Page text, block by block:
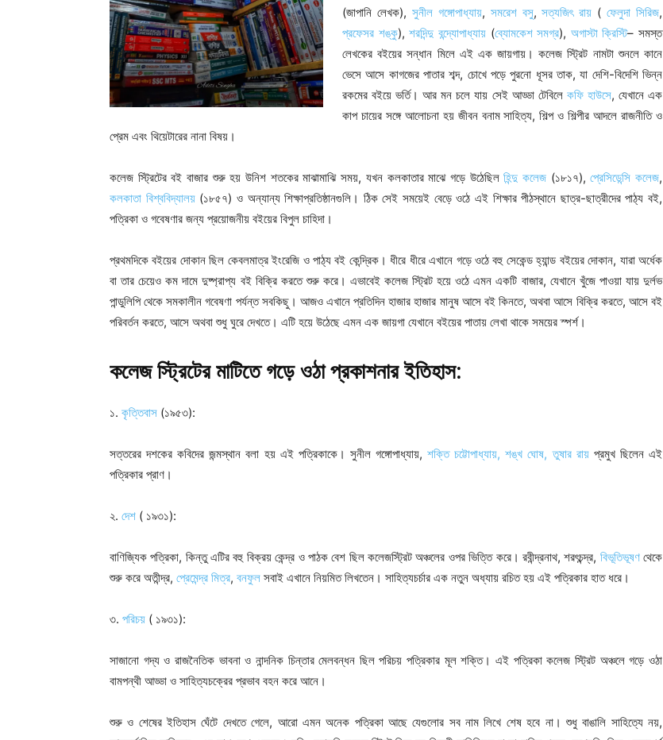
(জাপানি লেখক), সুনীল গঙ্গোপাধ্যায়, সমরেশ বসু,সত্যজিৎ রায় (ফেলুদা সিরিজ,
প্রফেসর শঙ্কু),শরদিন্দু বন্দ্যোপাধ্যায়(ব্যোমকেশ সমগ্র), অগাস্টা ক্রিস্টি– সমস্ত
লেখকের বইয়ের সন্ধান মিলে এই এক জায়গায়। কলেজ স্ট্রিট নামটা শুনলে কানে
ভেসে আসে কাগজের পাতার শব্দ, চোখে পড়ে পুরনো ধূসর তাক, যা দেশি-বিদেশি ভিন্ন
রকমের বইয়ে ভর্তি। আর মন চলে যায় সেই আড্ডা টেবিলে কফি হাউসে, যেখানে এক
কাপ চায়ের সঙ্গে আলোচনা হয় জীবন বনাম সাহিত্য, শিল্প ও শিল্পীর আদলে রাজনীতি ও
প্রেম এবং থিয়েটারের নানা বিষয়।
কলেজ স্ট্রিটের বই বাজার শুরু হয় উনিশ শতকের মাঝামাঝি সময়, যখন কলকাতার মাঝে গড়ে উঠেছিলহিন্দু কলেজ(১৮১৭),প্রেসিডেন্সি কলেজ,
কলকাতা বিশ্ববিদ্যালয়(১৮৫৭) ও অন্যান্য শিক্ষাপ্রতিষ্ঠানগুলি। ঠিক সেই সময়েই বেড়ে ওঠে এই শিক্ষার পীঠস্থানে ছাত্র-ছাত্রীদের পাঠ্য বই,
পত্রিকা ও গবেষণার জন্য প্রয়োজনীয় বইয়ের বিপুল চাহিদা।
প্রথমদিকে বইয়ের দোকান ছিল কেবলমাত্র ইংরেজি ও পাঠ্য বই কেন্দ্রিক। ধীরে ধীরে এখানে গড়ে ওঠে বহু সেকেন্ড হ্যান্ড বইয়ের দোকান, যারা অর্ধেক
বা তার চেয়েও কম দামে দুষ্প্রাপ্য বই বিক্রি করতে শুরু করে। এভাবেই কলেজ স্ট্রিট হয়ে ওঠে এমন একটি বাজার, যেখানে খুঁজে পাওয়া যায় দুর্লভ
পান্ডুলিপি থেকে সমকালীন গবেষণা পর্যন্ত সবকিছু। আজও এখানে প্রতিদিন হাজার হাজার মানুষ আসে বই কিনতে, অথবা আসে বিক্রি করতে, আসে বই
পরিবর্তন করতে, আসে অথবা শুধু ঘুরে দেখতে। এটি হয়ে উঠেছে এমন এক জায়গা যেখানে বইয়ের পাতায় লেখা থাকে সময়ের স্পর্শ।
কলেজ স্ট্রিটের মাটিতে গড়ে ওঠা প্রকাশনার ইতিহাস:
১. কৃত্তিবাস (১৯৫৩):
সত্তরের দশকের কবিদের জন্মস্থান বলা হয় এই পত্রিকাকে। সুনীল গঙ্গোপাধ্যায়,শক্তি চট্টোপাধ্যায়, শঙ্খ ঘোষ, তুষার রায়প্রমুখ ছিলেন এই
পত্রিকার প্রাণ।
২. দেশ ( ১৯৩১):
বাণিজ্যিক পত্রিকা, কিন্তু এটির বহু বিক্রয় কেন্দ্র ও পাঠক বেশ ছিল কলেজস্ট্রিট অঞ্চলের ওপর ভিত্তি করে। রবীন্দ্রনাথ, শরৎচন্দ্র, বিভূতিভূষণথেকে
শুরু করে অতীন্দ্র, প্রেমেন্দ্র মিত্র, বনফুল সবাই এখানে নিয়মিত লিখতেন। সাহিত্যচর্চার এক নতুন অধ্যায় রচিত হয় এই পত্রিকার হাত ধরে।
৩. পরিচয় ( ১৯৩১):
সাজানো গদ্য ও রাজনৈতিক ভাবনা ও নান্দনিক চিন্তার মেলবন্ধন ছিল পরিচয় পত্রিকার মূল শক্তি। এই পত্রিকা কলেজ স্ট্রিট অঞ্চলে গড়ে ওঠা
বামপন্থী আড্ডা ও সাহিত্যচক্রের প্রভাব বহন করে আনে।
শুরু ও শেষের ইতিহাস ঘেঁটে দেখতে গেলে, আরো এমন অনেক পত্রিকা আছে যেগুলোর সব নাম লিখে শেষ হবে না। শুধু বাঙালি সাহিত্যে নয়,